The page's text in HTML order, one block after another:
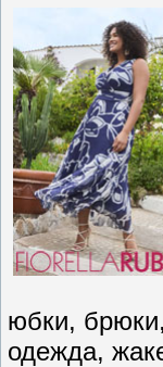
юбки,
одежда,